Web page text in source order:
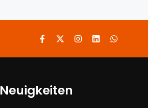
Neuigkeiten